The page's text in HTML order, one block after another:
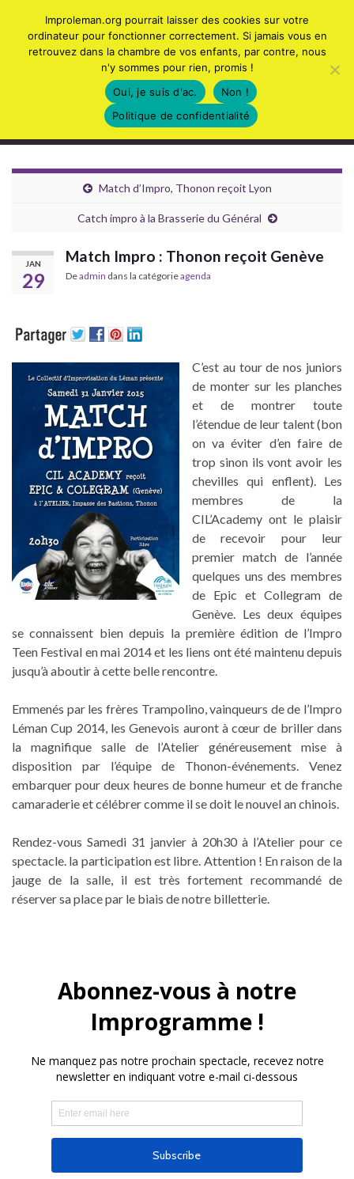
Search for:
Collectif d'Improvisation du Léman
Match d’Impro, Thonon reçoit Lyon
Catch impro à la Brasserie du Général
JAN
29
Match Impro : Thonon reçoit Genève
Deadmin dans la catégorieagenda
C’est au tour de nos juniors
de monter sur les planches
et de montrer toute
l’étendue de leur talent (bon
on va éviter d’en faire de
trop sinon ils vont avoir les
chevilles qui enflent). Les
membres de la
CIL’Academy ont le plaisir
de recevoir pour leur
premier match de l’année
quelques uns des membres
de Epic et Collegram de
Genève. Les deux équipes
se connaissent bien depuis la première édition de l’Impro
Teen Festival en mai 2014 et les liens ont été maintenu depuis
jusqu’à aboutir à cette belle rencontre.
Emmenés par les frères Trampolino, vainqueurs de de l’Impro
Léman Cup 2014, les Genevois auront à cœur de briller dans
la magnifique salle de l’Atelier généreusement mise à
disposition par l’équipe de Thonon-événements. Venez
embarquer pour deux heures de bonne humeur et de franche
camaraderie et célébrer comme il se doit le nouvel an chinois.
Rendez-vous Samedi 31 janvier à 20h30 à l’Atelier pour ce
spectacle. la participation est libre. Attention ! En raison de la
jauge de la salle, il est très fortement recommandé de
réserver sa place par le biais de notre billetterie.
Improleman.org pourrait laisser des cookies sur votre
ordinateur pour fonctionner correctement. Si jamais vous en
retrouvez dans la chambre de vos enfants, par contre, nous
n'y sommes pour rien, promis !
Oui, je suis d'ac.
Non !
Politique de confidentialité